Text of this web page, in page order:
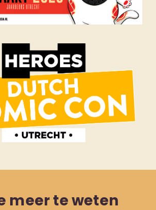
meer te weten